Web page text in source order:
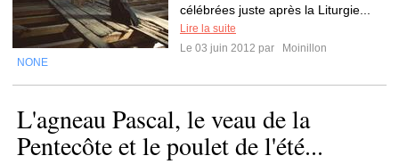
célébrées juste après la Liturgie...
Lire la suite
Le 03 juin 2012 par
Moinillon
NONE
L'agneau Pascal, le veau de la
Pentecôte et le poulet de l'été...